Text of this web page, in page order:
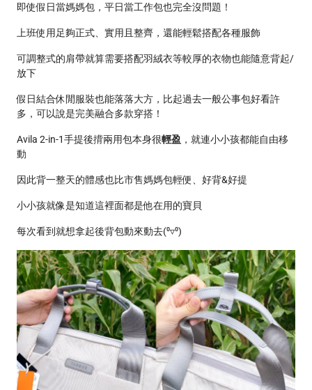
即使假日當媽媽包，平日當工作包也完全沒問題！
上班使用足夠正式、實用且整齊，還能輕鬆搭配各種服飾
可調整式的肩帶就算需要搭配羽絨衣等較厚的衣物也能隨意背起/
放下
假日結合休閒服裝也能落落大方，比起過去一般公事包好看許
多，可以說是完美融合多款穿搭！
Avila 2-in-1手提後揹兩用包本身很輕盈 ，就連小小孩都能自由移
動
因此背一整天的體感也比市售媽媽包輕便、好背&好提
小小孩就像是知道這裡面都是他在用的寶貝
每次看到就想拿起後背包動來動去(⁰▿⁰)